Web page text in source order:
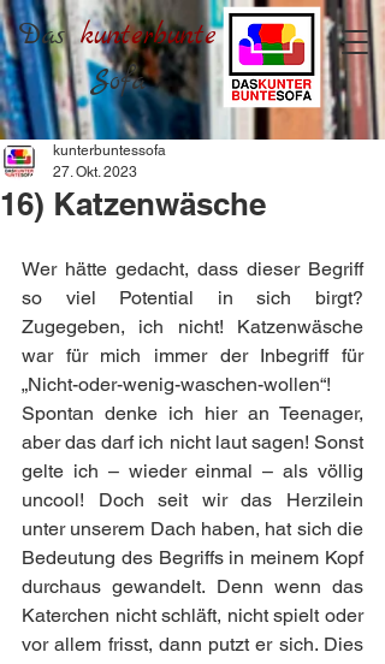
Daskunterbunte
Sofa
16) Katzenwäsche
kunterbuntessofa
27. Okt. 2023
Wer hätte gedacht, dass dieser Begriff
so viel Potential in sich birgt?
Zugegeben, ich nicht! Katzenwäsche
war für mich immer der Inbegriff für
„Nicht-oder-wenig-waschen-wollen“!
Spontan denke ich hier an Teenager,
aber das darf ich nicht laut sagen! Sonst
gelte ich – wieder einmal – als völlig
uncool! Doch seit wir das Herzilein
unter unserem Dach haben, hat sich die
Bedeutung des Begriffs in meinem Kopf
durchaus gewandelt. Denn wenn das
Katerchen nicht schläft, nicht spielt oder
vor allem frisst, dann putzt er sich. Dies